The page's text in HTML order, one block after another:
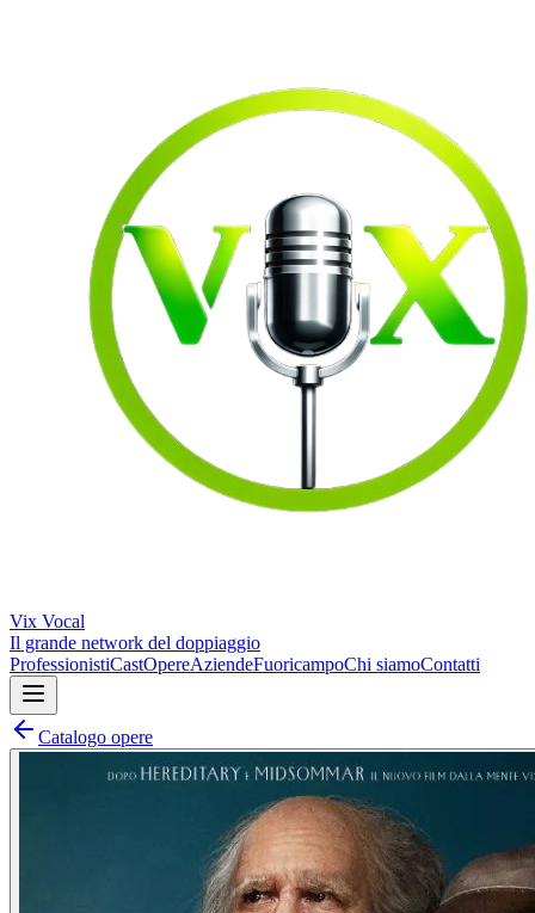
Vix Vocal
Il grande network del doppiaggio
ProfessionistiCastOpereAziendeFuoricampoChi siamoContatti
Catalogo opere